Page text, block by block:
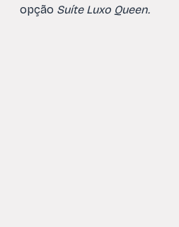
opção Suíte Luxo Queen.